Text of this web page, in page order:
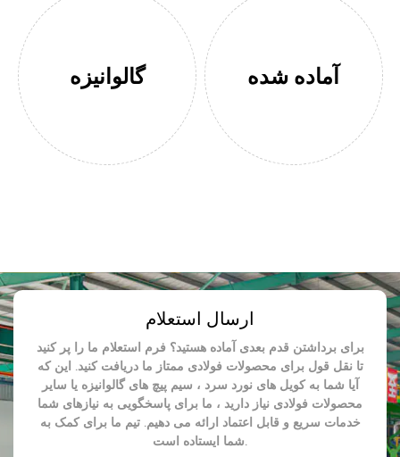
گالوانیزه آماده شده
ارسال استعلام
برای برداشتن قدم بعدی آماده هستید؟ فرم استعلام ما را پر کنید
تا نقل قول برای محصولات فولادی ممتاز ما دریافت کنید. این که
آیا شما به کویل های نورد سرد ، سیم پیچ های گالوانیزه یا سایر
محصولات فولادی نیاز دارید ، ما برای پاسخگویی به نیازهای شما
خدمات سریع و قابل اعتماد ارائه می دهیم. تیم ما برای کمک به
شما ایستاده است.